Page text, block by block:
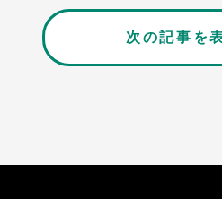
次の記事を